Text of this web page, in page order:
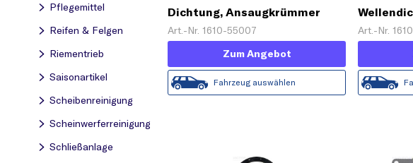
Pflegemittel
Reifen & Felgen
Riementrieb
Saisonartikel
Scheibenreinigung
Scheinwerferreinigung
Schließanlage
Dichtung, Ansaugkrümmer
Art.-Nr. 1610-55007
Zum Angebot
Fahrzeug auswählen
Art.-Nr.